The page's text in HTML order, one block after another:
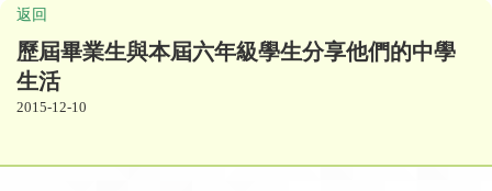
返回
歷屆畢業生與本屆六年級學生分享他們的中學
生活
2015-12-10